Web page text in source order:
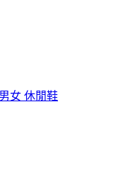
女 休閒鞋